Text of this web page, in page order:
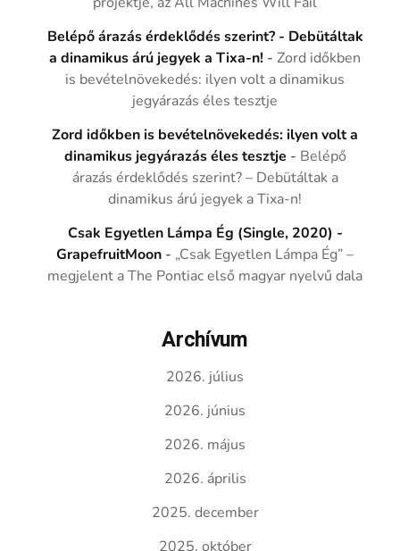
Belépő árazás érdeklődés szerint? - Debütáltak
a dinamikus árú jegyek a Tixa-n! -Zord időkben
is bevételnövekedés: ilyen volt a dinamikus
jegyárazás éles tesztje
Zord időkben is bevételnövekedés: ilyen volt a
dinamikus jegyárazás éles tesztje - Belépő
árazás érdeklődés szerint? – Debütáltak a
dinamikus árú jegyek a Tixa-n!
Csak Egyetlen Lámpa Ég (Single, 2020) -
GrapefruitMoon - „Csak Egyetlen Lámpa Ég” –
megjelent a The Pontiac első magyar nyelvű dala
Archívum
2026. július
2026. június
2026. május
2026. április
2025. december
2025. október